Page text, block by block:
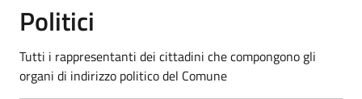
Politici
Tutti i rappresentanti dei cittadini che compongono gli
organi di indirizzo politico del Comune